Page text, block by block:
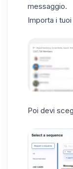
messaggio.
Importa i
Poi devi